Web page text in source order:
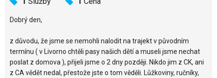
Dobrý den,
z důvodu, že jsme se nemohli nalodit na trajekt v původním
termínu ( v Livorno chtěli pasy našich dětí a museli jsme nechat
poslat z domova ), přijeli jsme o 2 dny později. Nikdo jim z CK, ani
z CA vědět nedal, přestože jste o tom věděli. Lůžkoviny, ručníky,